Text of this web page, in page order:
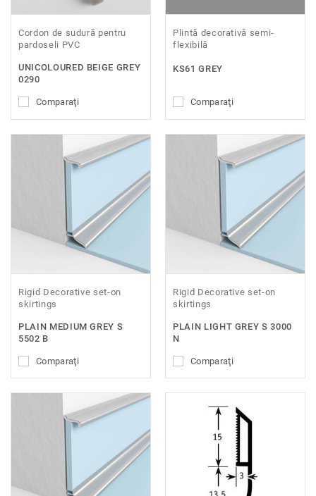
Cordon de sudură pentru
pardoseli PVC
UNICOLOURED BEIGE GREY
0290
Comparaţi
Plintă decorativă semi-
flexibilă
KS61 GREY
Comparaţi
Rigid Decorative set-on
skirtings
PLAIN MEDIUM GREY S
5502 B
Comparaţi
Rigid Decorative set-on
skirtings
PLAIN LIGHT GREY S 3000
N
Comparaţi